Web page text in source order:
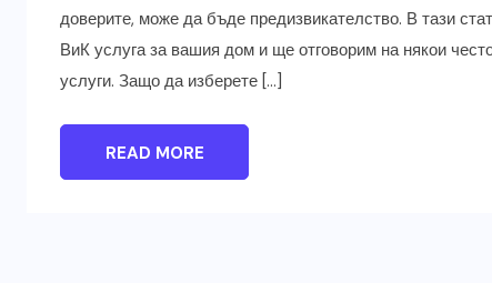
доверите, може да бъде предизвикателство. В тази
ВиК услуга за вашия дом и ще отговорим на някои
услуги. Защо да изберете […]
READ MORE